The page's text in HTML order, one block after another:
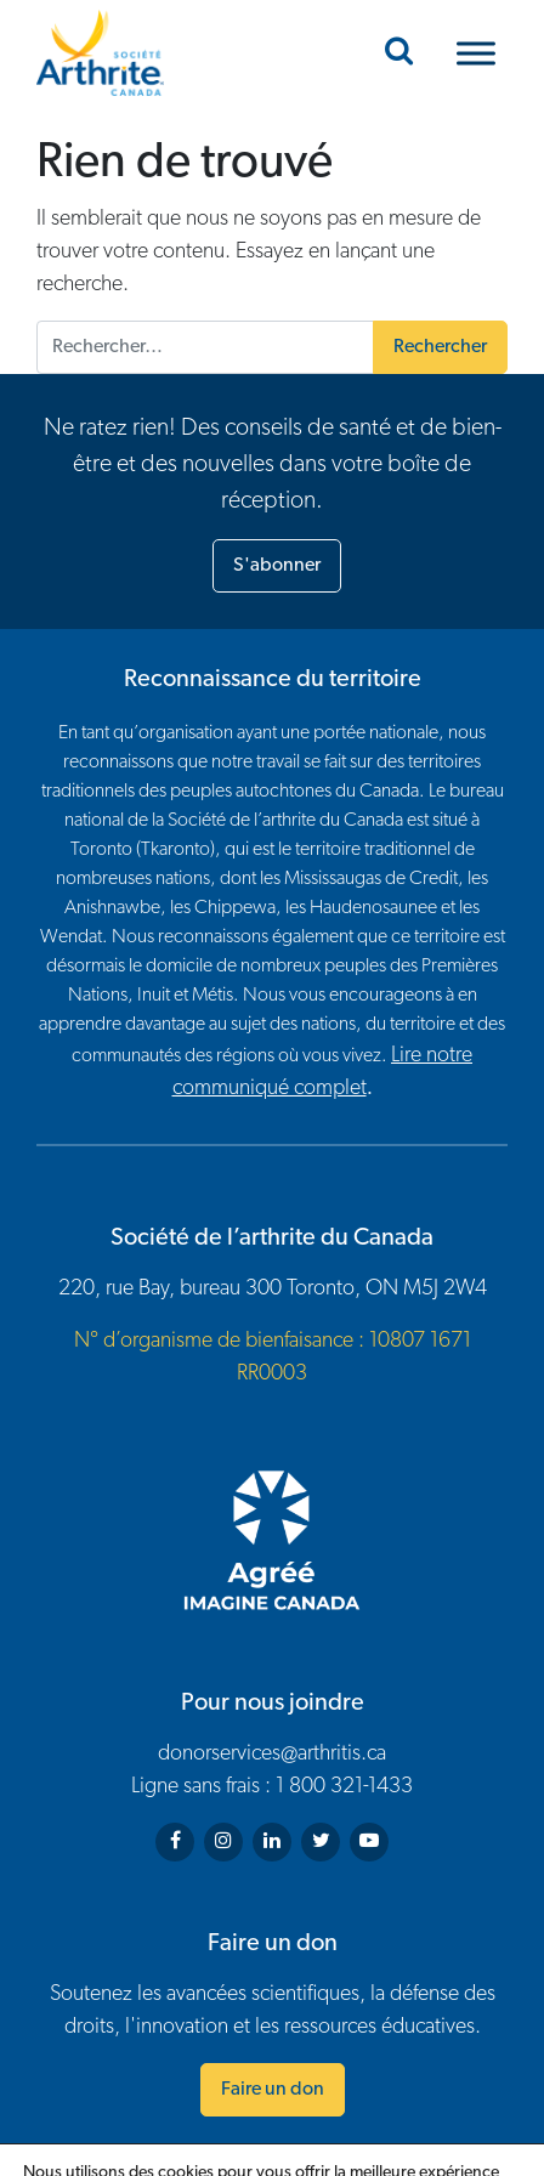
Mobile Navigation
Rien de trouvé
Il semblerait que nous ne soyons pas en mesure de
trouver votre contenu. Essayez en lançant une
recherche.
Rechercher :
Ne ratez rien! Des conseils de santé et de bien-
être et des nouvelles dans votre boîte de
réception.
S'abonner
Reconnaissance du territoire
En tant qu’organisation ayant une portée nationale, nous
reconnaissons que notre travail se fait sur des territoires
traditionnels des peuples autochtones du Canada. Le bureau
national de la Société de l’arthrite du Canada est situé à
Toronto (Tkaronto), qui est le territoire traditionnel de
nombreuses nations, dont les Mississaugas de Credit, les
Anishnawbe, les Chippewa, les Haudenosaunee et les
Wendat. Nous reconnaissons également que ce territoire est
désormais le domicile de nombreux peuples des Premières
Nations, Inuit et Métis. Nous vous encourageons à en
apprendre davantage au sujet des nations, du territoire et des
communautés des régions où vous vivez. Lire notre
communiqué complet.
Société de l’arthrite du Canada
220, rue Bay, bureau 300 Toronto, ON M5J 2W4
N° d’organisme de bienfaisance : 10807 1671
RR0003
Pour nous joindre
donorservices@arthritis.ca
Ligne sans frais : 1 800 321-1433
Arthritis Society on Facebook
Arthritis Society on Instagram
Arthritis Society on LinkedIn
Arthritis Society on Twitter
Arthritis Society on
Faire un don
Soutenez les avancées scientifiques, la défense des
droits, l'innovation et les ressources éducatives.
Faire un don